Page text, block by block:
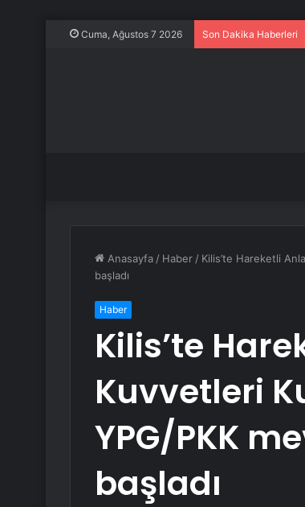
Cuma, Ağustos 7 2026 Son Dakika Haberleri
Anasayfa / Haber / Kilis’te Hareketli
başladı
Haber
Kilis’te
Kuvvetleri
YPG/PKK
başladı